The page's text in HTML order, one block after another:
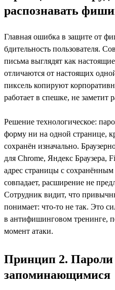
распознавать
Главная ошибка в защите от
бдительность пользователя.
письма выглядят как
отличаются от настоящих
пиксель копируют
работает в спешке, не заметит
Решение технологическое:
форму ни на одной странице,
сохранён изначально.
для Chrome, Яндекс Браузера,
адрес страницы с
совпадает, расширение не
Сотрудник видит, что
понимает: что-то не так. Это
в антифишинговом тренинге,
момент атаки.
Принцип 2.
запоминающимися